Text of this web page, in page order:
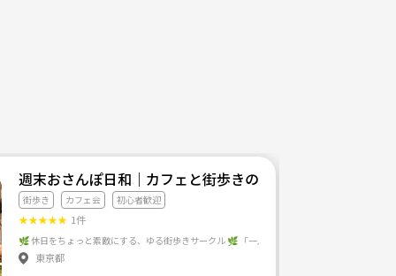
週末おさんぽ日和｜カフェと街歩きのゆる休日
街歩き カフェ会 初心者歓迎
★★★★★ 1件
東京都